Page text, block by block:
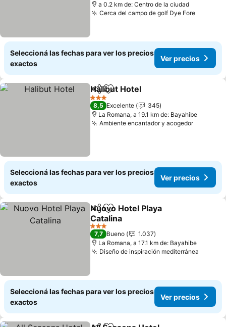
a 0.2 km de: Centro de la ciudad
Cerca del campo de golf Dye ForeVer
Seleccioná las fechas para ver los precios
exactos
Ver precios
CompartirAñadir a favoritos
Halibut Hotel
3 Estrellas
8,5 Excelente
345
La Romana, a 19.1 km de: Bayahibe
Ambiente encantador y acogedorVer
Seleccioná las fechas para ver los precios
exactos
Ver precios
CompartirAñadir a favoritos
Nuovo Hotel Playa
Catalina
Ver precios
3 Estrellas
7,7 Bueno
1.037
La Romana, a 17.1 km de: Bayahibe
Diseño de inspiración mediterránea
Seleccioná las fechas para ver los precios
exactos
Ver precios